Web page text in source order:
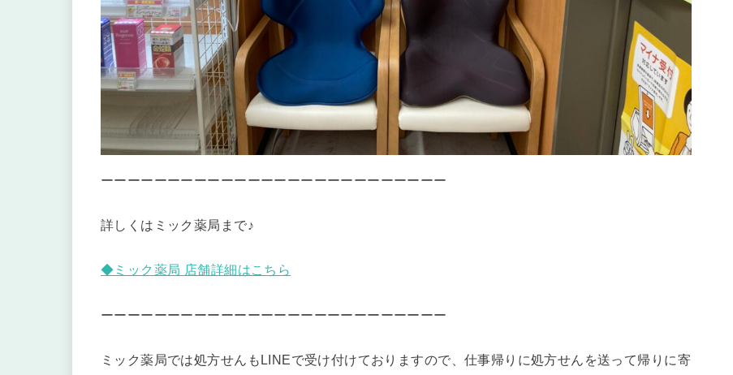
ーーーーーーーーーーーーーーーーーーーーーーーーーー
詳しくはミック薬局まで♪
◆ミック薬局 店舗詳細はこちら
ーーーーーーーーーーーーーーーーーーーーーーーーーー
ミック薬局では処方せんもLINEで受け付けておりますので、仕事帰りに処方せんを送って帰りに寄